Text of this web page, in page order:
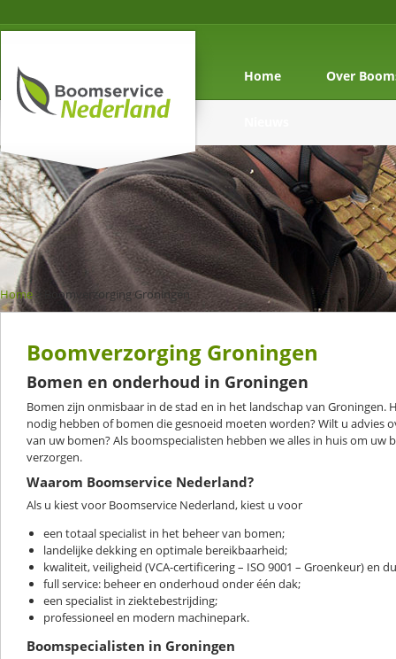
Home Over
Home Boomverzorging Groningen
Boomverzorging Groningen
Bomen en onderhoud in Groningen
Bomen zijn onmisbaar in de stad en in het landschap van Groningen.
nodig hebben of bomen die gesnoeid moeten worden? Wilt u advies
van uw bomen? Als boomspecialisten hebben we alles in huis om uw
verzorgen.
Waarom Boomservice Nederland?
Als u kiest voor Boomservice Nederland, kiest u voor
een totaal specialist in het beheer van bomen;
landelijke dekking en optimale bereikbaarheid;
kwaliteit, veiligheid (VCA-certificering – ISO 9001 – Groenkeur) en
full service: beheer en onderhoud onder één dak;
een specialist in ziektebestrijding;
professioneel en modern machinepark.
Boomspecialisten in Groningen